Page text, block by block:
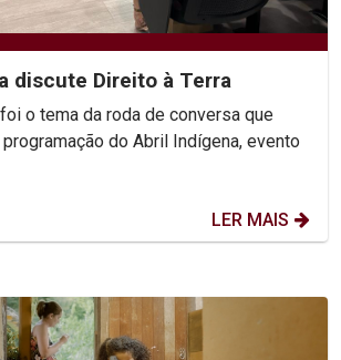
discute Direito à Terra
o tema da roda de conversa que
do Abril Indígena, evento
LER MAIS